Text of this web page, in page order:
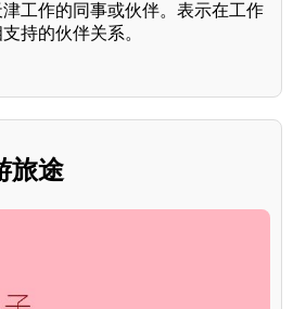
工作的同事或伙伴。表示在工作
持的伙伴关系。
旅途